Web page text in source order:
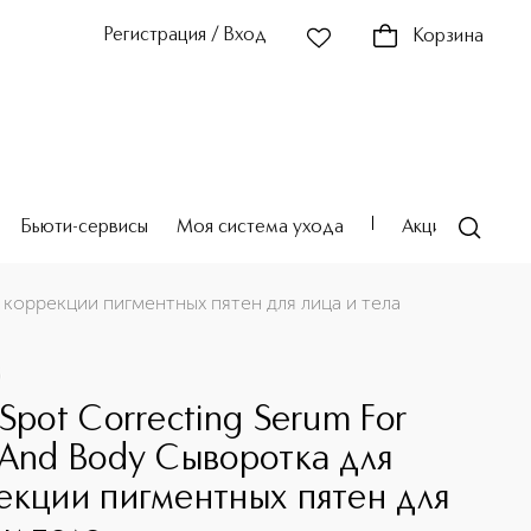
Регистрация / Вход Корзина
Бьюти-сервисы Моя система ухода Акции
пигментных пятен для лица и тела
Correcting Serum For
Body Сыворотка для
пигментных пятен для